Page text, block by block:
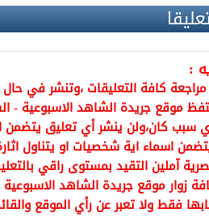
:
كافة التعليقات ،وتنشر في
موقع جريدة الشاهد
سبب كان،ولن ينشر أي تعليق يتضمن
اسماء اية شخصيات او يتناول
آملين التقيد بمستوى راقي
زوار موقع جريدة الشاهد
فقط ولا تعبر عن رأي الموقع